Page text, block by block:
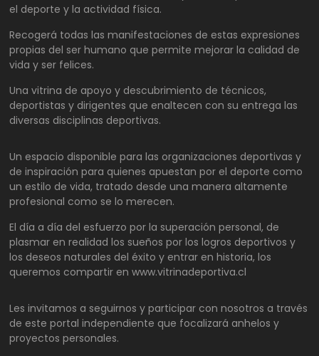
el deporte y la actividad física.
Recogerá todas las manifestaciones de estas expresiones
propias del ser humano que permite mejorar la calidad de
vida y ser felices.
Una vitrina de apoyo y descubrimiento de técnicos,
deportistas y dirigentes que enaltecen con su entrega las
diversas disciplinas deportivas.
Un espacio disponible para las organizaciones deportivas y
de inspiración para quienes apuestan por el deporte como
un estilo de vida, tratado desde una manera altamente
profesional como se lo merecen.
El día a día del esfuerzo por la superación personal, de
plasmar en realidad los sueños por los logros deportivos y
los deseos naturales del éxito y entrar en historia, los
queremos compartir en www.vitrinadeportiva.cl
Les invitamos a seguirnos y participar con nosotros a través
de este portal independiente que focalizará anhelos y
proyectos personales.